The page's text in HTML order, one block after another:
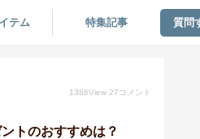
テム 特集記事 質問
1386View 27 コメント
トのおすすめは？